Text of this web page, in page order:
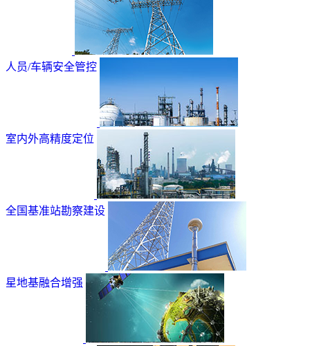
人员/车辆安全管控
室内外高精度定位
全国基准站勘察建设
星地基融合增强